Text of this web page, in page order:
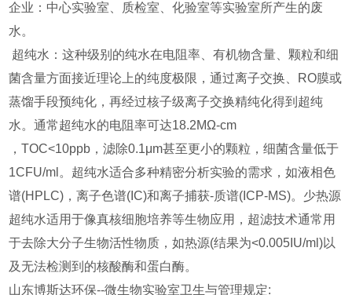
企业：中心实验室、质检室、化验室等实验室所产生的废
水。
超纯水：这种级别的纯水在电阻率、有机物含量、颗粒和细
菌含量方面接近理论上的纯度极限，通过离子交换、RO膜或
蒸馏手段预纯化，再经过核子级离子交换精纯化得到超纯
水。通常超纯水的电阻率可达18.2MΩ-cm
，TOC<10ppb，滤除0.1μm甚至更小的颗粒，细菌含量低于
1CFU/ml。超纯水适合多种精密分析实验的需求，如液相色
谱(HPLC)，离子色谱(IC)和离子捕获-质谱(ICP-MS)。少热源
超纯水适用于像真核细胞培养等生物应用，超滤技术通常用
于去除大分子生物活性物质，如热源(结果为<0.005IU/ml)以
及无法检测到的核酸酶和蛋白酶。
山东博斯达环保--微生物实验室卫生与管理规定: